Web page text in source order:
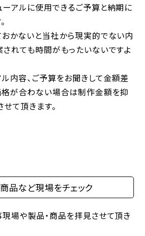
アルに使用できるご予算と納期に
かないと当社から現実的でない内
れても時間がもったいないですよ
内容、ご予算をお聞きして金額差
格が合わない場合は制作金額を抑
て頂きます。
品など現場をチェック
場や製品・商品を拝見させて頂き